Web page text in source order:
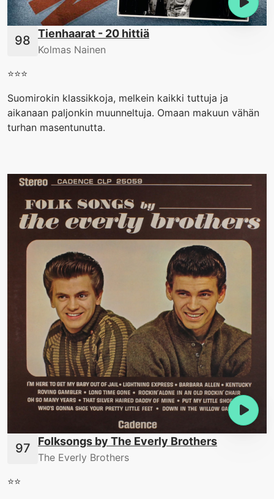
Tienhaarat - 20 hittiä
Kolmas Nainen
⭐️⭐️⭐️
Suomirokin klassikkoja, melkein kaikki tuttuja ja
aikanaan paljonkin muunneltuja. Omaan makuun vähän
turhan masentunutta.
Folksongs by The Everly Brothers
The Everly Brothers
⭐️⭐️